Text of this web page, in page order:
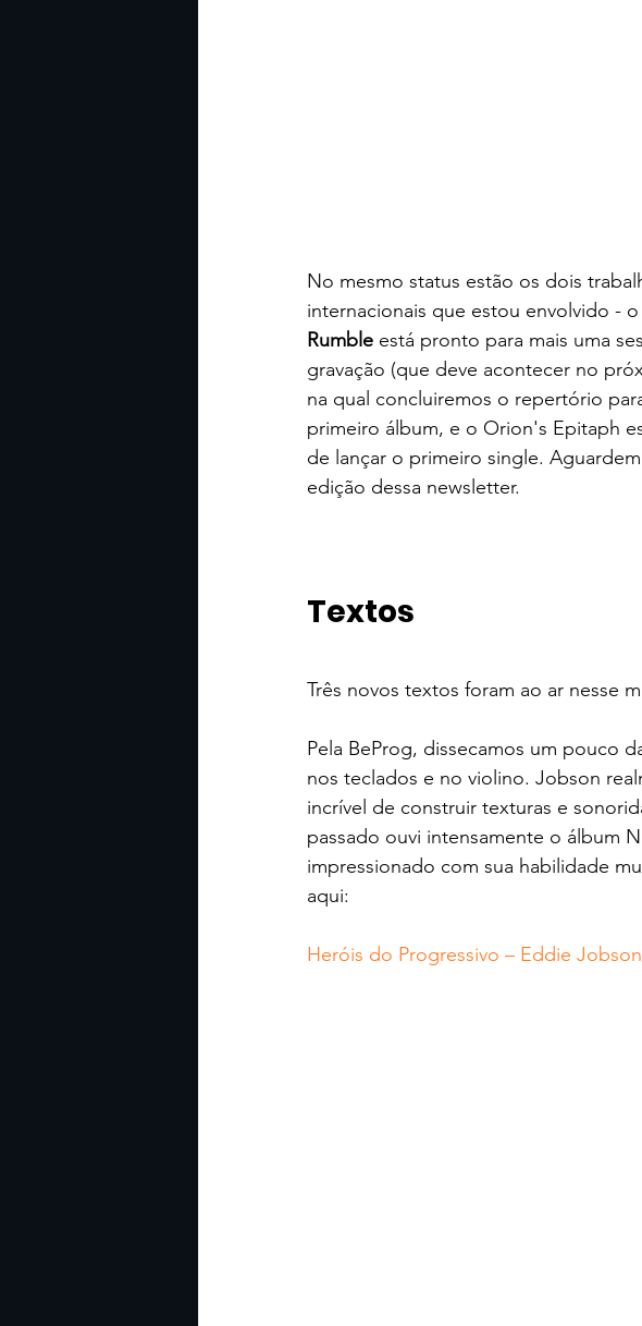
No mesmo status estão os dois
internacionais que estou envolvido - o
Rumble está pronto para mais uma
gravação (que deve acontecer no
na qual concluiremos o repertório
primeiro álbum, e o Orion's Epitaph
de lançar o primeiro single.
edição dessa newsletter.
Textos
Três novos textos foram ao ar nesse
Pela BeProg, dissecamos um pouco
nos teclados e no violino. Jobson
incrível de construir texturas e
passado ouvi intensamente o álbum
impressionado com sua habilidade
aqui:
Heróis do Progressivo – Eddie